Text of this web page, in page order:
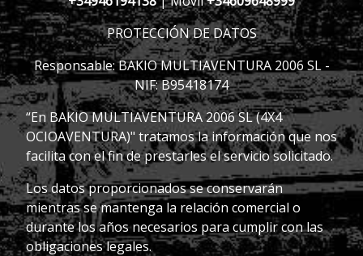
PROTECCIÓN DE DATOS
Responsable: BAKIO MULTIAVENTURA 2006 SL -
NIF: B95418174
“En BAKIO MULTIAVENTURA 2006 SL (4X4
OCIOAVENTURA)" tratamos la información que nos
facilita con el fin de prestarles el servicio solicitado.
Los datos proporcionados se conservarán
mientras se mantenga la relación comercial o
durante los años necesarios para cumplir con las
obligaciones legales.